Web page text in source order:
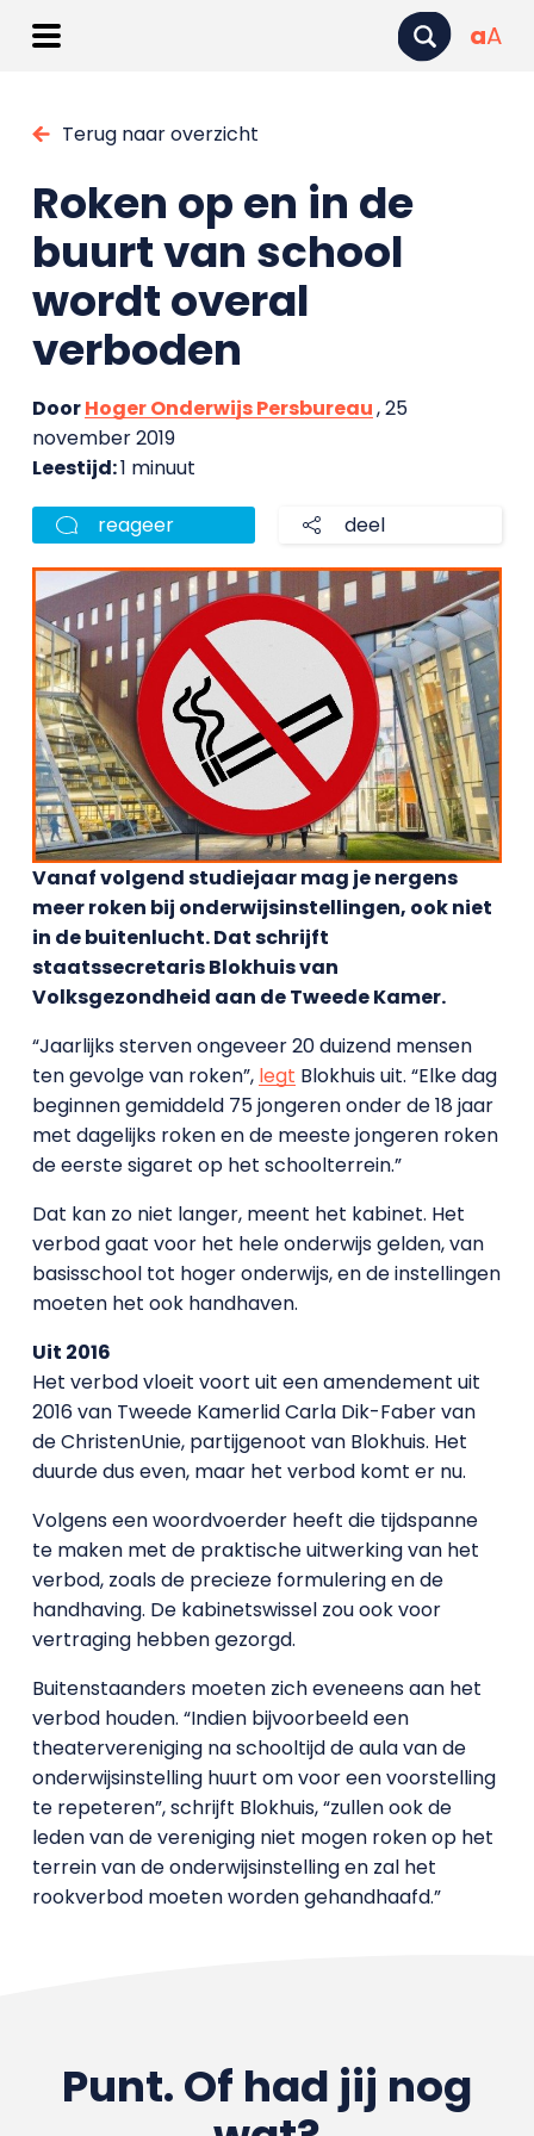
aA
Terug naar overzicht
Roken op en in de
buurt van school
wordt overal
verboden
DoorHoger Onderwijs Persbureau, 25
november 2019
Leestijd:1 minuut
reageer deel
Vanaf volgend studiejaar mag je nergens
meer roken bij onderwijsinstellingen, ook niet
in de buitenlucht. Dat schrijft
staatssecretaris Blokhuis van
Volksgezondheid aan de Tweede Kamer.
“Jaarlijks sterven ongeveer 20 duizend mensen
ten gevolge van roken”, legt Blokhuis uit. “Elke dag
beginnen gemiddeld 75 jongeren onder de 18 jaar
met dagelijks roken en de meeste jongeren roken
de eerste sigaret op het schoolterrein.”
Dat kan zo niet langer, meent het kabinet. Het
verbod gaat voor het hele onderwijs gelden, van
basisschool tot hoger onderwijs, en de instellingen
moeten het ook handhaven.
Uit 2016
Het verbod vloeit voort uit een amendement uit
2016 van Tweede Kamerlid Carla Dik-Faber van
de ChristenUnie, partijgenoot van Blokhuis. Het
duurde dus even, maar het verbod komt er nu.
Volgens een woordvoerder heeft die tijdspanne
te maken met de praktische uitwerking van het
verbod, zoals de precieze formulering en de
handhaving. De kabinetswissel zou ook voor
vertraging hebben gezorgd.
Buitenstaanders moeten zich eveneens aan het
verbod houden. “Indien bijvoorbeeld een
theatervereniging na schooltijd de aula van de
onderwijsinstelling huurt om voor een voorstelling
te repeteren”, schrijft Blokhuis, “zullen ook de
leden van de vereniging niet mogen roken op het
terrein van de onderwijsinstelling en zal het
rookverbod moeten worden gehandhaafd.”
Punt. Of had jij nog